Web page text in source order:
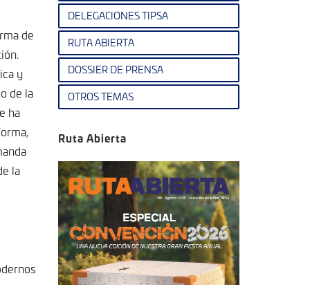
de
y
de la
ha
la
DELEGACIONES TIPSA
RUTA ABIERTA
DOSSIER DE PRENSA
OTROS TEMAS
Ruta Abierta